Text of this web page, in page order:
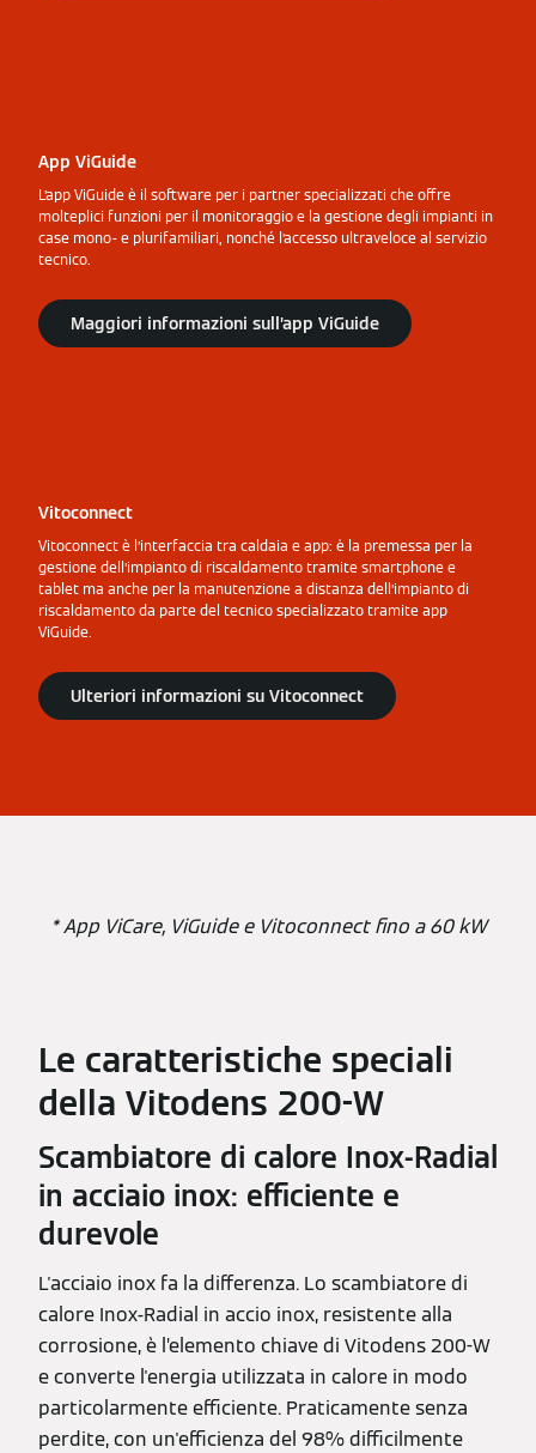
App ViGuide
L’app ViGuide è il software per i partner specializzati che offre
molteplici funzioni per il monitoraggio e la gestione degli impianti in
case mono- e plurifamiliari, nonché l’accesso ultraveloce al servizio
tecnico.
Maggiori informazioni sull’app ViGuide
Vitoconnect
Vitoconnect è l’interfaccia tra caldaia e app: è la premessa per la
gestione dell’impianto di riscaldamento tramite smartphone e
tablet ma anche per la manutenzione a distanza dell’impianto di
riscaldamento da parte del tecnico specializzato tramite app
ViGuide.
Ulteriori informazioni su Vitoconnect
* App ViCare, ViGuide e Vitoconnect fino a 60 kW
Le caratteristiche speciali
della Vitodens 200-W
Scambiatore di calore Inox-Radial
in acciaio inox: efficiente e
durevole
L'acciaio inox fa la differenza. Lo scambiatore di
calore Inox-Radial in accio inox, resistente alla
corrosione, è l’elemento chiave di Vitodens 200-W
e converte l'energia utilizzata in calore in modo
particolarmente efficiente. Praticamente senza
perdite, con un'efficienza del 98% difficilmente